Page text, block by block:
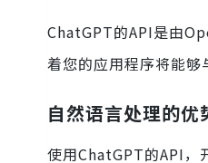
ChatGPT的API是由
着您的应用程序将能够
自然语言处理的优
使用ChatGPT的API，